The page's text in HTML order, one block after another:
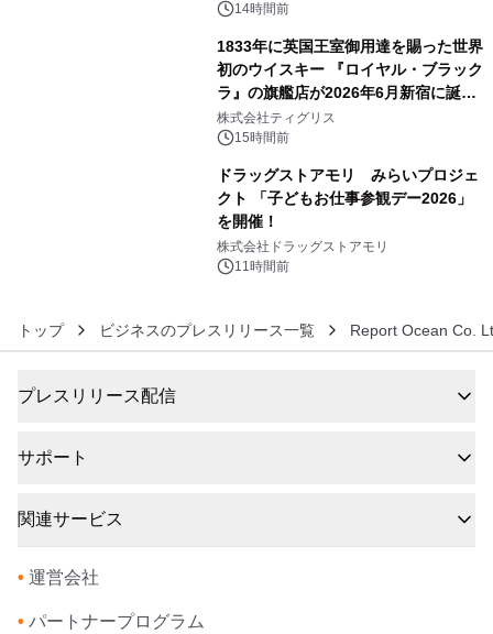
ぐっと豊かに
14時間前
1833年に英国王室御用達を賜った世界
初のウイスキー 『ロイヤル・ブラック
ラ』の旗艦店が2026年6月新宿に誕
生 バカルディ ジャパンと連携した
没入型バー「BAR Arca」
株式会社ティグリス
15時間前
ドラッグストアモリ みらいプロジェ
クト 「子どもお仕事参観デー2026」
を開催！
株式会社ドラッグストアモリ
11時間前
トップ ビジネスのプレスリリース一覧 Report Ocean Co.
プレスリリース配信
サポート
関連サービス
• 運営会社
• パートナープログラム